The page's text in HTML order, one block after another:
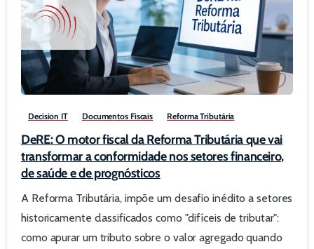
0
Decision IT Documentos Fiscais Reforma Tributária
DeRE: O motor fiscal da Reforma Tributária que vai
transformar a conformidade nos setores financeiro,
de saúde e de prognósticos
A Reforma Tributária, impõe um desafio inédito a setores
historicamente classificados como "difíceis de tributar":
como apurar um tributo sobre o valor agregado quando